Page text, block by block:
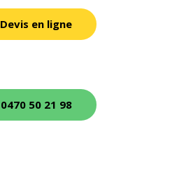
Devis en ligne
0470 50 21 98